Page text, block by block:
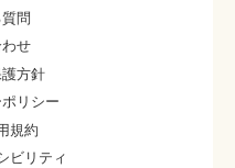
問
せ
方針
リシー
規約
ビリティ